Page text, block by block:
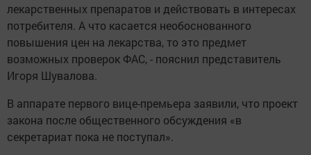
лекарственных препаратов и действовать в интересах
потребителя. А что касается необоснованного
повышения цен на лекарства, то это предмет
возможных проверок ФАС, - пояснил представитель
Игоря Шувалова.
В аппарате первого вице-премьера заявили, что проект
закона после общественного обсуждения «в
секретариат пока не поступал».